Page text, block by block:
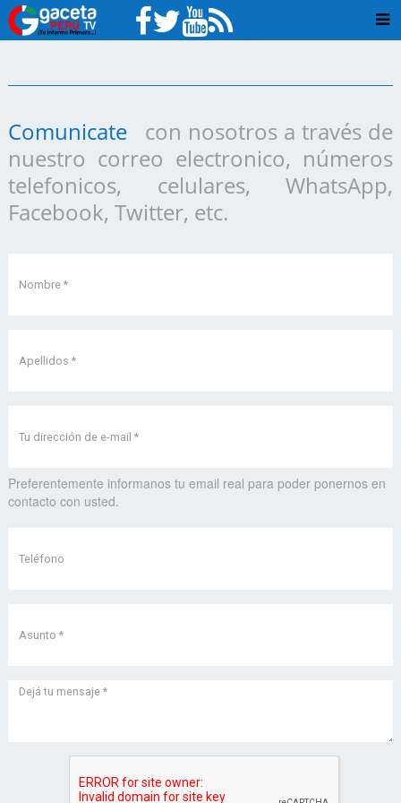
Comunicate
con nosotros a través de
nuestro correo electronico, números
telefonicos, celulares, WhatsApp,
Facebook, Twitter, etc.
Preferentemente informanos tu email real para poder ponernos en
contacto con usted.